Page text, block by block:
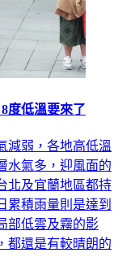
度低溫要來了
減弱，各地高低溫
水氣多，迎風面的
北及宜蘭地區都持
累積雨量則是達到
部低雲及霧的影
都還是有較晴朗的